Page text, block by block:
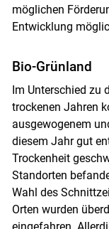
möglichen
Entwicklung
Bio-Grünland
Im Unterschied zu
trockenen Jahren
ausgewogenem
diesem Jahr gut
Trockenheit
Standorten
Wahl des
Orten wurden
eingefahren.